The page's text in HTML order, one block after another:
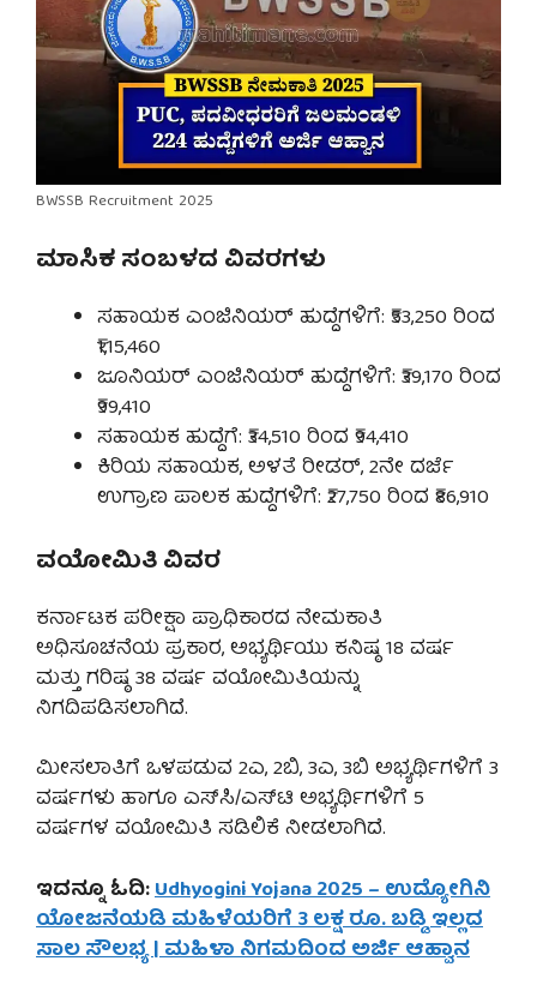
BWSSB Recruitment 2025
ಮಾಸಿಕ ಸಂಬಳದ ವಿವರಗಳು
ಸಹಾಯಕ ಎಂಜಿನಿಯರ್ ಹುದ್ದೆಗಳಿಗೆ: ₹53,250 ರಿಂದ
₹1,15,460
ಜೂನಿಯರ್ ಎಂಜಿನಿಯರ್ ಹುದ್ದೆಗಳಿಗೆ: ₹39,170 ರಿಂದ
₹99,410
ಸಹಾಯಕ ಹುದ್ದೆಗೆ: ₹34,510 ರಿಂದ ₹94,410
ಕಿರಿಯ ಸಹಾಯಕ, ಅಳತೆ ರೀಡರ್, 2ನೇ ದರ್ಜೆ
ಉಗ್ರಾಣ ಪಾಲಕ ಹುದ್ದೆಗಳಿಗೆ: ₹27,750 ರಿಂದ ₹86,910
ವಯೋಮಿತಿ ವಿವರ
ಕರ್ನಾಟಕ ಪರೀಕ್ಷಾ ಪ್ರಾಧಿಕಾರದ ನೇಮಕಾತಿ
ಅಧಿಸೂಚನೆಯ ಪ್ರಕಾರ, ಅಭ್ಯರ್ಥಿಯು ಕನಿಷ್ಠ 18 ವರ್ಷ
ಮತ್ತು ಗರಿಷ್ಠ 38 ವರ್ಷ ವಯೋಮಿತಿಯನ್ನು
ನಿಗದಿಪಡಿಸಲಾಗಿದೆ.
ಮೀಸಲಾತಿಗೆ ಒಳಪಡುವ 2ಎ, 2ಬಿ, 3ಎ, 3ಬಿ ಅಭ್ಯರ್ಥಿಗಳಿಗೆ 3
ವರ್ಷಗಳು ಹಾಗೂ ಎಸ್‌ಸಿ/ಎಸ್‌ಟಿ ಅಭ್ಯರ್ಥಿಗಳಿಗೆ 5
ವರ್ಷಗಳ ವಯೋಮಿತಿ ಸಡಿಲಿಕೆ ನೀಡಲಾಗಿದೆ.
ಇದನ್ನೂ ಓದಿ:Udhyogini Yojana 2025 – ಉದ್ಯೋಗಿನಿ
ಯೋಜನೆಯಡಿ ಮಹಿಳೆಯರಿಗೆ 3 ಲಕ್ಷ ರೂ. ಬಡ್ಡಿ ಇಲ್ಲದ
ಸಾಲ ಸೌಲಭ್ಯ | ಮಹಿಳಾ ನಿಗಮದಿಂದ ಅರ್ಜಿ ಆಹ್ವಾನ